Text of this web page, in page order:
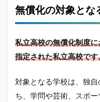
2.1
無償
化に
る国
民の
声：
いと
の意
無償化の対象とな
私立高校の無償化制度
指定された私立高校です
対象となる学校は、独
ち、学問や芸術、スポ